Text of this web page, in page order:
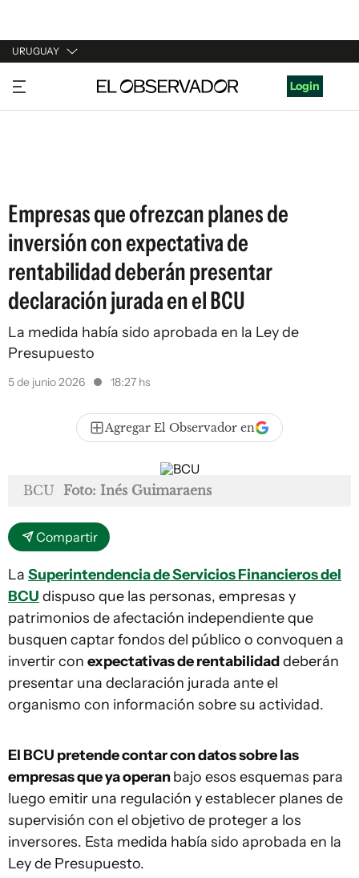
URUGUAY
URUGUAY
ARGENTINA
Login
Empresas que ofrezcan planes de
inversión con expectativa de
rentabilidad deberán presentar
declaración jurada en el BCU
La medida había sido aprobada en la Ley de
Presupuesto
5 de junio 2026 18:27 hs
Agregar El Observador en
BCU Foto: Inés Guimaraens
Compartir
La Superintendencia de Servicios Financieros del
BCU dispuso que las personas, empresas y
patrimonios de afectación independiente que
busquen captar fondos del público o convoquen a
invertir con expectativas de rentabilidaddeberán
presentar una declaración jurada ante el
organismo con información sobre su actividad.
El BCU pretende contar con datos sobre las
empresas que ya operanbajo esos esquemas para
luego emitir una regulación y establecer planes de
supervisión con el objetivo de proteger a los
inversores. Esta medida había sido aprobada en la
Ley de Presupuesto.